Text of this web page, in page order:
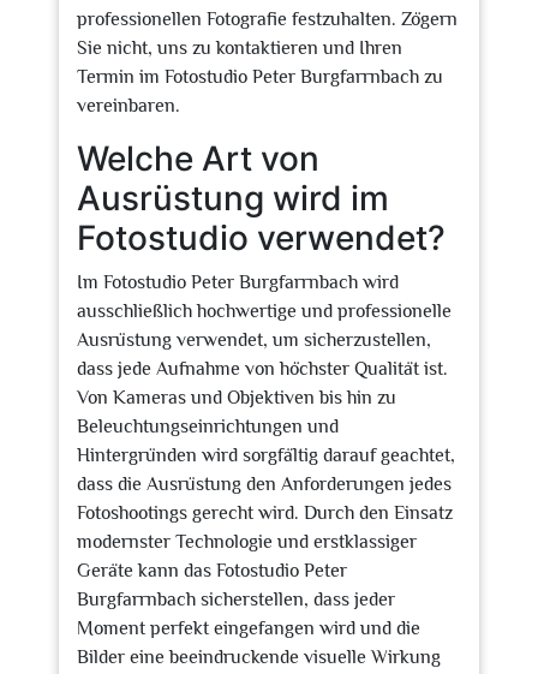
professionellen Fotografie festzuhalten. Zögern
Sie nicht, uns zu kontaktieren und Ihren
Termin im Fotostudio Peter Burgfarrnbach zu
vereinbaren.
Welche Art von
Ausrüstung wird im
Fotostudio verwendet?
Im Fotostudio Peter Burgfarrnbach wird
ausschließlich hochwertige und professionelle
Ausrüstung verwendet, um sicherzustellen,
dass jede Aufnahme von höchster Qualität ist.
Von Kameras und Objektiven bis hin zu
Beleuchtungseinrichtungen und
Hintergründen wird sorgfältig darauf geachtet,
dass die Ausrüstung den Anforderungen jedes
Fotoshootings gerecht wird. Durch den Einsatz
modernster Technologie und erstklassiger
Geräte kann das Fotostudio Peter
Burgfarrnbach sicherstellen, dass jeder
Moment perfekt eingefangen wird und die
Bilder eine beeindruckende visuelle Wirkung